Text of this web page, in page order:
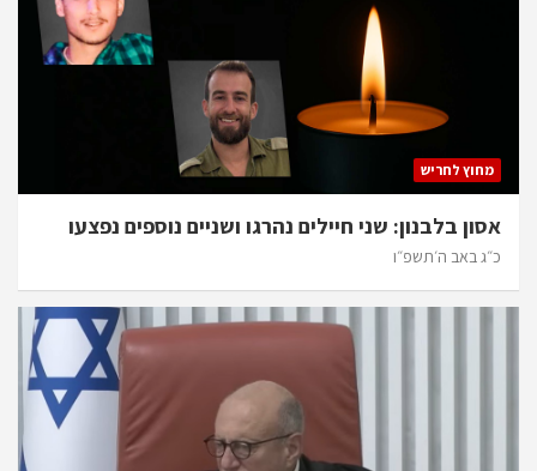
מחוץ לחריש
אסון בלבנון: שני חיילים נהרגו ושניים נוספים נפצעו
כ״ג באב ה׳תשפ״ו